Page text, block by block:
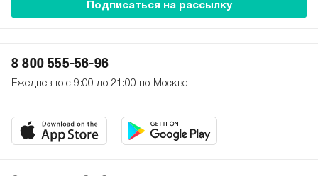
Подписаться на рассылку
8 800 555-56-96
Ежедневно с 9:00 до 21:00 по Москве